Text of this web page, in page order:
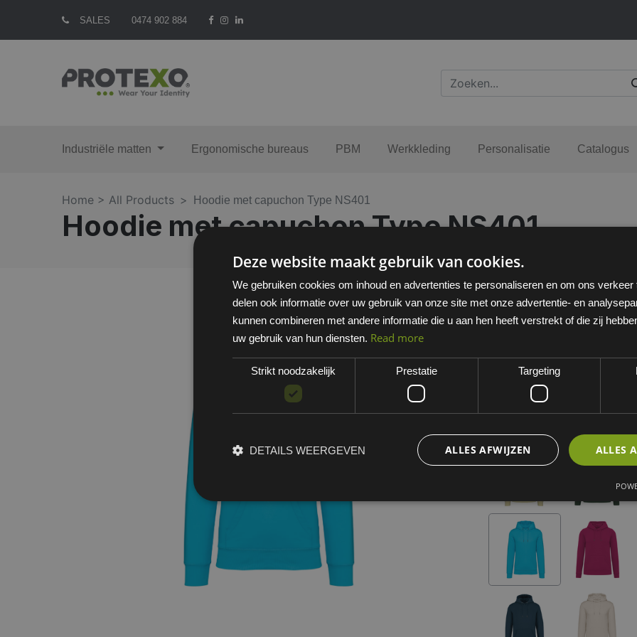
SALES 0474 902 884
Industriële matten Ergonomische bureaus PBM Werkkleding Personalisatie Catalogus
Home > All Products Hoodie met capuchon Type NS401
Hoodie met capuchon Type NS401
EAN: 0405000877PO
Minimum bestelhoeveelheid: 1
Kies een variant
Deze website maakt gebruik van cookies.
We gebruiken cookies om inhoud en advertenties te personaliseren en om ons
delen ook informatie over uw gebruik van onze site met onze advertentie- en
kunnen combineren met andere informatie die u aan hen heeft verstrekt of die zij
uw gebruik van hun diensten. Read more
Strikt noodzakelijk Prestatie Targeting
ALLES
ALLES AFWIJZEN
DETAILS WEERGEVEN